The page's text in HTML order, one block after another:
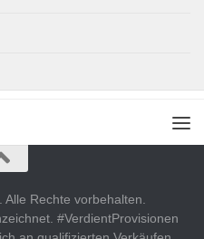
Rechte vorbehalten.
#VerdientProvisionen